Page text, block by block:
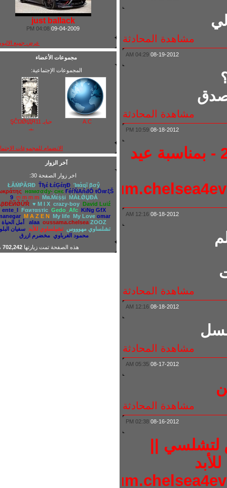
مشاهدة المحادثة
08-19-2012
04:29 AM
مشاهدة المحادثة
08-18-2012
10:59 PM
عيد الفطر جديدة - 2012 - بمناسبة عيد
http://
08-18-2012
12:16 AM
مشاهدة المحادثة
08-18-2012
12:16 AM
مشاهدة المحادثة
08-17-2012
05:35 AM
مشاهدة المحادثة
08-16-2012
02:38 PM
لتشلسي ||
http://
just ballack
09-04-2009
04:08 PM
عرض جميع الالبومات
مجموعات الأعضاء
المجموعات الإجتماعية:
حبايـ ŞĈΏǾtДЯ11
الانضمام للمجموعات الاجتماعية
آخر الزوار
اخر زوار الصفحة 30:
ŁĂṀṖĂЯĐ
Ťђέ ŁέĢέŋĐ Ίяάqĩ βσŷ
Σωκράτης нαмσσdy- cнє ҒéѓŇAńđŎ ŧŌягξŠ
9 ღ m m m Ḿя.Ḿέṩṩi ḾẮŁǾЏĐẮ
ẪβĐẼЙǾỮŘ
♥ M I X crazy-boy David Luiź
ente_l Fαитαѕтic Gedo_Afc KiNg GfX
manegar
M A Z E N My life My Love omar
alaa oussama.chelsea ZOOZ
أمل الحياة
تشلساوي مهوووس تشيلساوي للأبد
سفيان البلوز
محمود الغرباوي
مخضرم ازرق
هذه الصفحة تمت زيارتها702,242مرة